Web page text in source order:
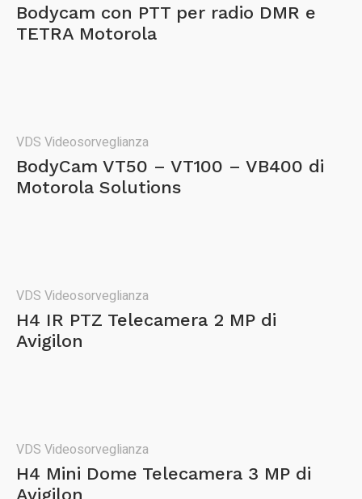
Bodycam con PTT per radio DMR e
TETRA Motorola
VDS Videosorveglianza
BodyCam VT50 – VT100 – VB400 di
Motorola Solutions
VDS Videosorveglianza
H4 IR PTZ Telecamera 2 MP di
Avigilon
VDS Videosorveglianza
H4 Mini Dome Telecamera 3 MP di
Avigilon